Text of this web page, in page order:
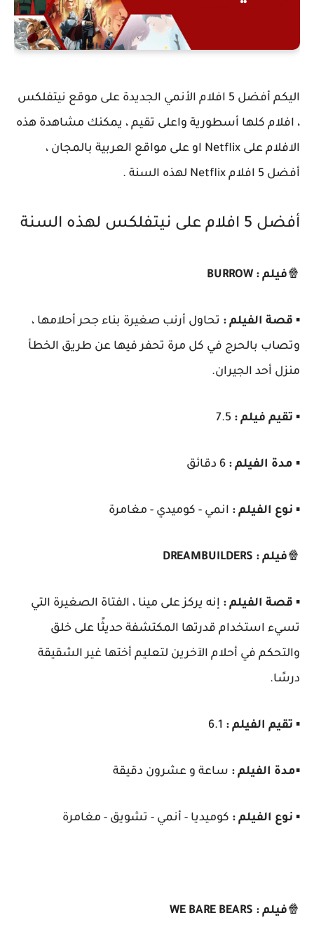
اليكم أفضل 5 افلام الأنمي الجديدة على موقع نيتفلكس
، افلام كلها أسطورية واعلى تقيم ، يمكنك مشاهدة هذه
الافلام على Netflix او على مواقع العربية بالمجان ،
أفضل 5 افلام Netflix لهذه السنة .
أفضل 5 افلام على نيتفلكس لهذه السنة
🍿فيلم : BURROW
▪️ قصة الفيلم : تحاول أرنب صغيرة بناء جحر أحلامها ،
وتصاب بالحرج في كل مرة تحفر فيها عن طريق الخطأ
منزل أحد الجيران.
▪️ تقيم فيلم :
▪️ مدة الفيلم :
▪️ نوع الفيلم : انمي - كوميدي - مغامرة
🍿فيلم : DREAMBUILDERS
▪️ قصة الفيلم : إنه يركز على مينا ، الفتاة الصغيرة التي
تسيء استخدام قدرتها المكتشفة حديثًا على خلق
والتحكم في أحلام الآخرين لتعليم أختها غير الشقيقة
درسًا.
▪️ تقيم الفيلم :
▪️مدة الفيلم : ساعة و عشرون دقيقة
▪️ نوع الفيلم : كوميديا - أنمي - تشويق - مغامرة
🍿فيلم : WE BARE BEARS